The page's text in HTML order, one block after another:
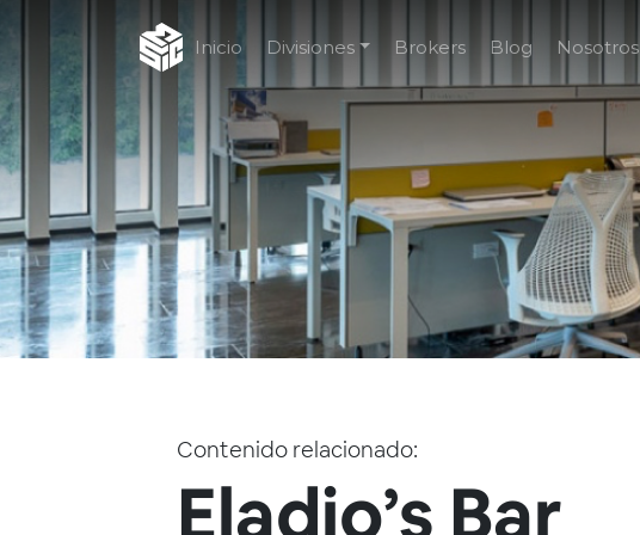
Inicio Divisiones Brokers Blog Nosotros
Contenido relacionado:
Eladio’s Bar